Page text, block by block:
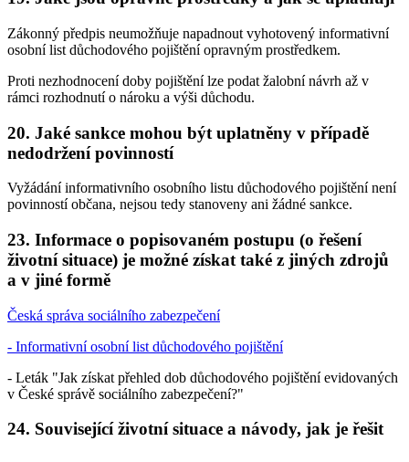
Zákonný předpis neumožňuje napadnout vyhotovený informativní
osobní list důchodového pojištění opravným prostředkem.
Proti nezhodnocení doby pojištění lze podat žalobní návrh až v
rámci rozhodnutí o nároku a výši důchodu.
20. Jaké sankce mohou být uplatněny v případě
nedodržení povinností
Vyžádání informativního osobního listu důchodového pojištění není
povinností občana, nejsou tedy stanoveny ani žádné sankce.
23. Informace o popisovaném postupu (o řešení
životní situace) je možné získat také z jiných zdrojů
a v jiné formě
Česká správa sociálního zabezpečení
- Informativní osobní list důchodového pojištění
- Leták "Jak získat přehled dob důchodového pojištění evidovaných
v České správě sociálního zabezpečení?"
24. Související životní situace a návody, jak je řešit